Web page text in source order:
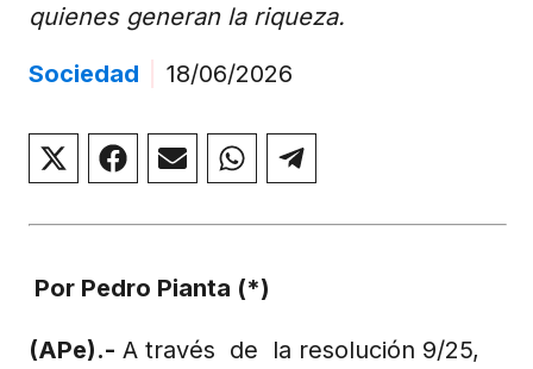
quienes generan la riqueza.
Sociedad
18/06/2026
Compartir
en
(Twitter)
Compartir
en
Compartir
en
Compartir
en
Compartir
en
Por Pedro Pianta (*)
(APe).- A través de la resolución 9/25,